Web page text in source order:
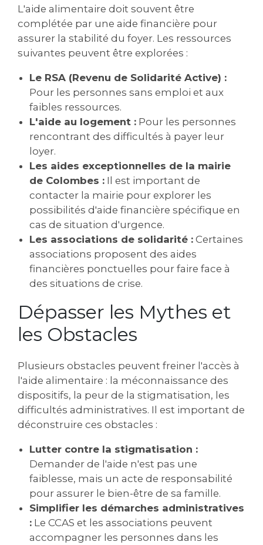
L'aide alimentaire doit souvent être
complétée par une aide financière pour
assurer la stabilité du foyer. Les ressources
suivantes peuvent être explorées :
Le RSA (Revenu de Solidarité Active) :
Pour les personnes sans emploi et aux
faibles ressources.
L'aide au logement : Pour les personnes
rencontrant des difficultés à payer leur
loyer.
Les aides exceptionnelles de la mairie
de Colombes : Il est important de
contacter la mairie pour explorer les
possibilités d'aide financière spécifique en
cas de situation d'urgence.
Les associations de solidarité : Certaines
associations proposent des aides
financières ponctuelles pour faire face à
des situations de crise.
Dépasser les Mythes et
les Obstacles
Plusieurs obstacles peuvent freiner l'accès à
l'aide alimentaire : la méconnaissance des
dispositifs, la peur de la stigmatisation, les
difficultés administratives. Il est important de
déconstruire ces obstacles :
Lutter contre la stigmatisation :
Demander de l'aide n'est pas une
faiblesse, mais un acte de responsabilité
pour assurer le bien-être de sa famille.
Simplifier les démarches administratives
: Le CCAS et les associations peuvent
accompagner les personnes dans les